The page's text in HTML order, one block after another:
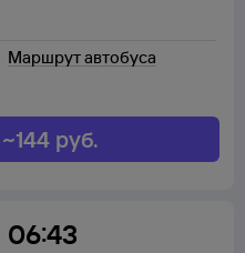
Маршрут автобуса
~144 руб.
06:43